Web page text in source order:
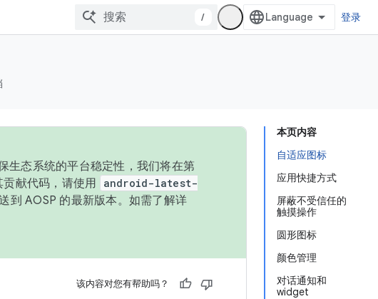
/ 登录
本页内容
自适应图标
应用快捷方式
屏蔽不受信任的
触摸操作
圆形图标
颜色管理
对话通知和
widget
生态系统的平台稳定性，我们将在第
献代码，请使用
android-latest-
到 AOSP 的最新版本。如需了解详
该内容对您有帮助吗？